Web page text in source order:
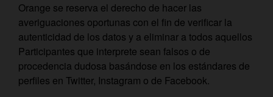
Orange se reserva el derecho de hacer las
averiguaciones oportunas con el fin de verificar la
autenticidad de los datos y a eliminar a todos aquellos
Participantes que interprete sean falsos o de
procedencia dudosa basándose en los estándares de
perfiles en Twitter, Instagram o de Facebook.